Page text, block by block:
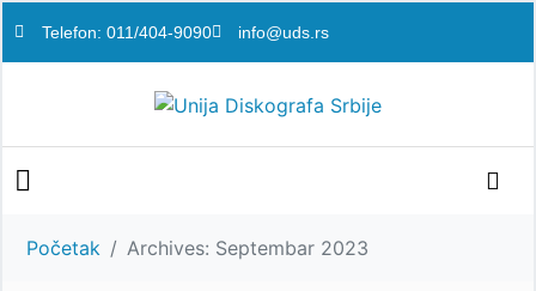
Telefon: 011/404-9090 info@uds.rs
Početak Archives: Septembar 2023